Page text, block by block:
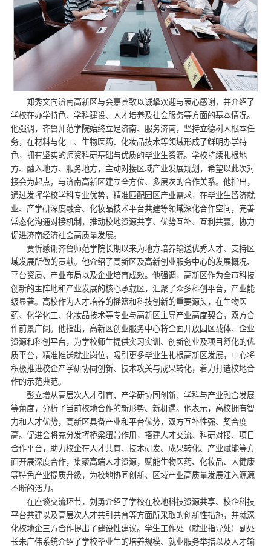
郑秀文向济南高新区与会嘉宾致以诚挚欢迎与衷心感谢，并介绍了
学校在办学特色、学科建设、人才培养及社会服务等方面的基本情况。
他强调，齐鲁师范学院始终立足济南、服务济南，坚持立德树人根本任
务，在材料与化工、生物医药、化妆品技术等领域形成了鲜明办学特
色，拥有坚实的师资科研基础与优质的毕业生资源。学校持续扎根地
方、融入地方、服务地方，主动对接区域产业发展规划，希望以此次对
接会为起点，与济南高新区建立全方位、多层次的合作关系。他指出，
通过发挥学校学科专业优势，精准匹配园区产业需求，在毕业生留济就
业、产学研深度融合、化妆品技术平台共建等领域深化合作空间，完善
常态化沟通对接机制，推动校地资源共享、优势互补、互利共赢，协力
促进济南经济社会高质量发展。
贾忻感谢齐鲁师范学院长期以来为地方培养输送优秀人才、支持区
域发展所做的贡献。他介绍了高新区及高新创业服务中心的发展概况、
平台资质、产业布局以及企业培育成效。他强调，高新区作为全市科技
创新的主阵地和产业发展的核心承载区，汇聚了众多科创平台，产业能
级显著。高校作为人才培养的摇篮和科技创新的重要源头，在生物医
药、化学化工、化妆品技术等专业与高新区主导产业高度契合，双方合
作前景广阔。他指出，高新区创业服务中心将全面开放园区载体、企业
资源和科创平台，为学校师生提供实习实训、创新创业及项目孵化的优
质平台，精准推送就业岗位，吸引更多毕业生扎根高新区发展，中心将
积极推进校企产学研协同创新、技术攻关与成果转化，着力打造校地合
作的示范典范。
彭立增从高层次人才引育、产学研协同创新、学科与产业融合发展
等角度，分析了当前校地合作的新形势、新机遇。他表示，高校拥有智
力和人才优势，高新区具备产业和平台优势，双方互补性强、契合度
高。促进会将充分发挥桥梁纽带作用，搭建人才交流、科研对接、项目
合作平台，助力校企在人才共育、技术研发、成果转化、产业赋能等方
面开展深度合作，集聚高端人才资源，赋能生物医药、化妆品、大健康
等特色产业提质升级，为校地协同创新、区域产业高质量发展注入源源
不断的活力。
在座谈交流环节，刘勇介绍了学校在校地科技资源共享、校企科技
平台共建以及高层次人才共引共育等方面所采取的创新性措施，并就深
化校地企三方合作提出了建设性建议。学生工作处（就业指导处）副处
长朱广伟系统介绍了学校毕业生的培养规模、就业服务举措以及人才输